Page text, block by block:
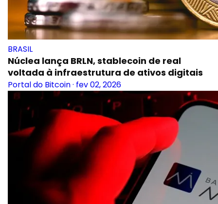
BRASIL
Núclea lança BRLN, stablecoin de real
voltada à infraestrutura de ativos digitais
Portal do Bitcoin· fev 02, 2026